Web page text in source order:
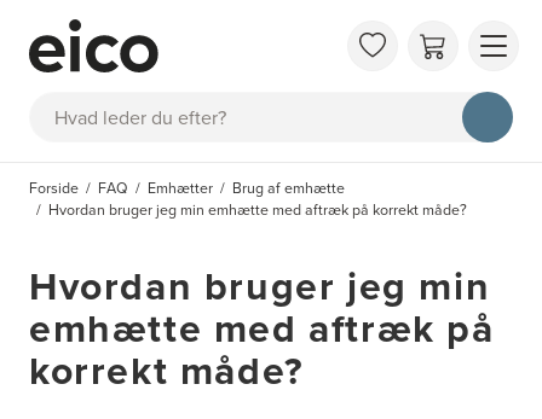
Søg
OM
FAQ
Forside FAQ Emhætter
Brug af emhætte
Hvordan bruger jeg min emhætte med aftræk på korrekt måde?
Hvordan bruger jeg min
emhætte med aftræk på
korrekt måde?